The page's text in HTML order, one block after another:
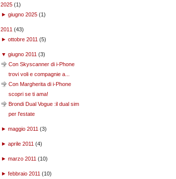
2025 (1)
► giugno 2025 (1)
2011 (43)
► ottobre 2011 (5)
▼ giugno 2011 (3)
Con Skyscanner di i-Phone
trovi voli e compagnie a...
Con Margherita di i-Phone
scopri se ti ama!
Brondi Dual Vogue :il dual sim
per l'estate
► maggio 2011 (3)
► aprile 2011 (4)
► marzo 2011 (10)
► febbraio 2011 (10)